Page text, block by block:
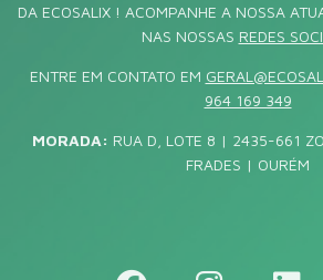
DA ECOSALIX ! ACOMPANHE A NOSSA
NAS NOSSAS REDES
ENTRE EM CONTATO EM
964 169 349
MORADA: RUA D, LOTE 8 | 2435-661
FRADES | OURÉM